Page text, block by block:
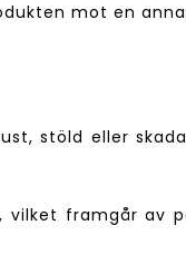
mot en
stöld eller
vilket framgår av